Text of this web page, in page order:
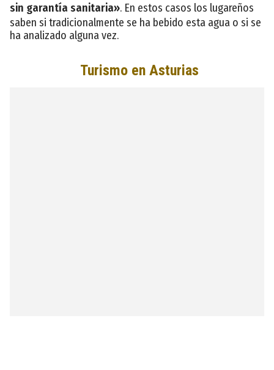
sin garantía sanitaria». En estos casos los lugareños
saben si tradicionalmente se ha bebido esta agua o si se
ha analizado alguna vez.